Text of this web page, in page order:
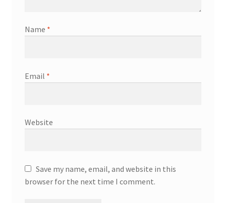
Name *
Email *
Website
Save my name, email, and website in this
browser for the next time I comment.